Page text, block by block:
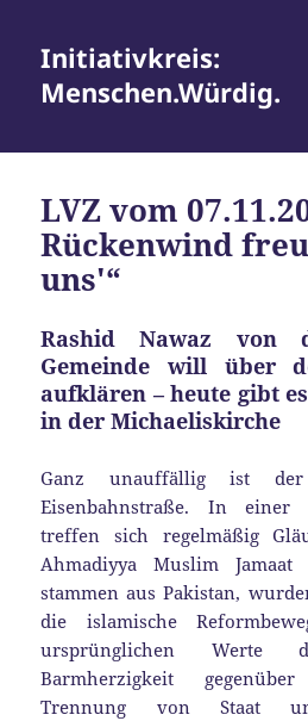
Initiativkreis:
Menschen.Würdig.
LVZ vom
Rückenwind
uns'“
Rashid Nawaz von
Gemeinde will über
aufklären – heute gibt
in der Michaeliskirche
Ganz unauffällig ist
Eisenbahnstraße. In einer
treffen sich regelmäßig
Ahmadiyya Muslim
stammen aus Pakistan,
die islamische
ursprünglichen Werte
Barmherzigkeit
Trennung von Staat